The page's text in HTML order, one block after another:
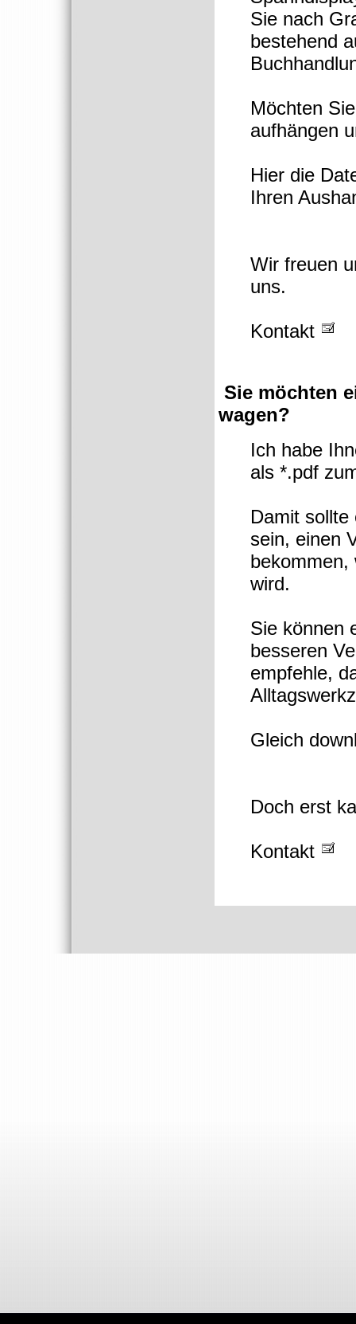
Sie nach
bestehend
Möchten
aufhängen
Hier die
Ihren
Wir freuen
uns.
Kontakt
Sie möchten
wagen?
Ich habe
als *.pdf
Damit sollte
sein, einen
bekommen,
wird.
Sie können
besseren
empfehle,
Gleich
Doch erst
Kontakt